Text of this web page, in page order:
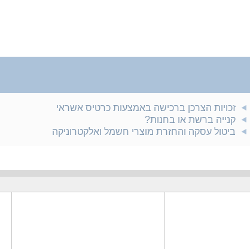
זכויות הצרכן ברכישה באמצעות כרטיס אשראי
קנייה ברשת או בחנות?
ביטול עסקה והחזרת מוצרי חשמל ואלקטרוניקה